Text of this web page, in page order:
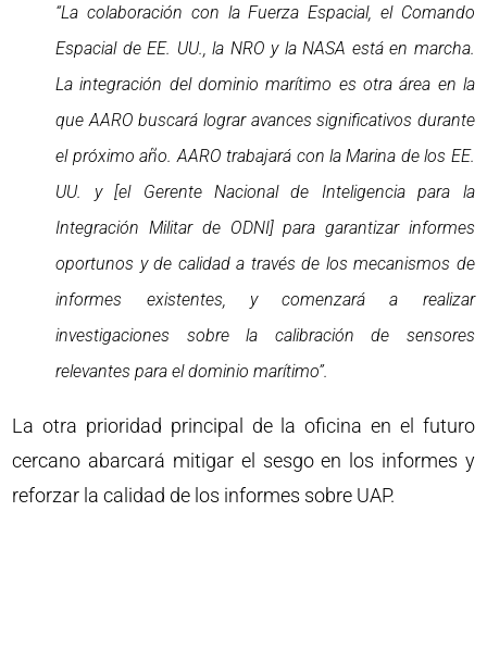
“La colaboración con la Fuerza Espacial, el Comando
Espacial de EE. UU., la NRO y la NASA está en marcha.
La integración del dominio marítimo es otra área en la
que AARO buscará lograr avances significativos durante
el próximo año. AARO trabajará con la Marina de los EE.
UU. y [el Gerente Nacional de Inteligencia para la
Integración Militar de ODNI] para garantizar informes
oportunos y de calidad a través de los mecanismos de
informes existentes, y comenzará a realizar
investigaciones sobre la calibración de sensores
relevantes para el dominio marítimo”.
La otra prioridad principal de la oficina en el futuro
cercano abarcará mitigar el sesgo en los informes y
reforzar la calidad de los informes sobre UAP.